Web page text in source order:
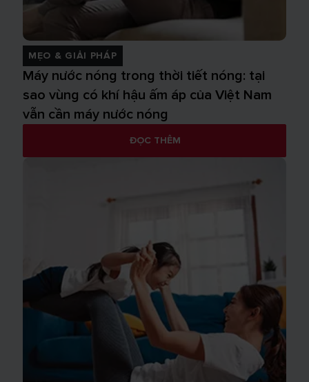
MẸO & GIẢI PHÁP
Máy nước nóng trong thời tiết nóng: tại
sao vùng có khí hậu ấm áp của Việt Nam
vẫn cần máy nước nóng
ĐỌC THÊM